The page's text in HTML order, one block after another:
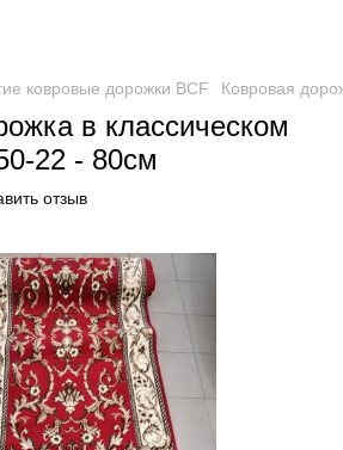
ковровые дорожки BCF Ковровая
в классическом
22 - 80см
отзыв